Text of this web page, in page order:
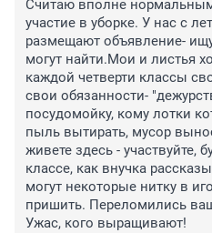
Считаю вполне
участие в уборке. У нас с
размещают объявление-
могут найти.Мои и листья
каждой четверти классы
свои обязанности-
посудомойку, кому лотки
пыль вытирать, мусор
живете здесь - участвуйте,
классе, как внучка
могут некоторые нитку в
пришить. Переломились
Ужас, кого выращивают!